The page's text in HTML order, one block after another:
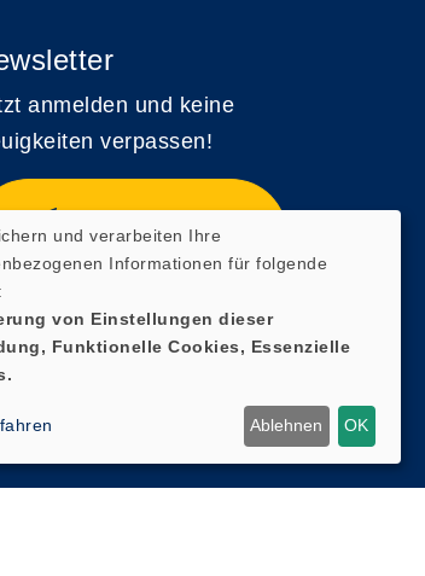
anmelden und keine
verpassen!
anmelden
und verarbeiten Ihre
Informationen für folgende
von Einstellungen dieser
Funktionelle Cookies, Essenzielle
Ablehnen OK